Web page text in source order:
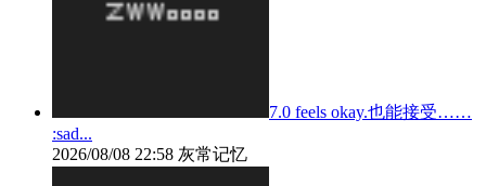
7.0 feels okay.也能接受……
:sad...
2026/08/08 22:58 灰常记忆